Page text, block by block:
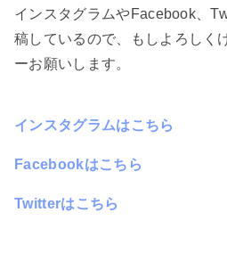
インスタグラムやFacebook、
稿しているので、もしよろしく
ーお願いします。
インスタグラムはこちら
Facebookはこちら
Twitterはこちら